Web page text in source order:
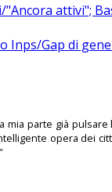
attivi";
Inps/Gap di
mia parte già pulsare
opera dei